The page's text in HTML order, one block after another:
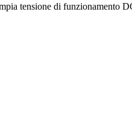
tensione di funzionamento